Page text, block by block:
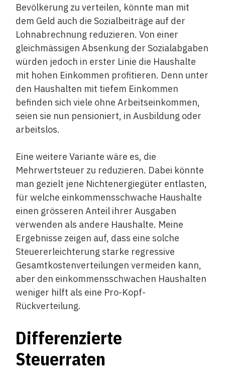
Bevölkerung zu verteilen, könnte man mit
dem Geld auch die Sozialbeiträge auf der
Lohnabrechnung reduzieren. Von einer
gleichmässigen Absenkung der Sozialabgaben
würden jedoch in erster Linie die Haushalte
mit hohen Einkommen profitieren. Denn unter
den Haushalten mit tiefem Einkommen
befinden sich viele ohne Arbeitseinkommen,
seien sie nun pensioniert, in Ausbildung oder
arbeitslos.
Eine weitere Variante wäre es, die
Mehrwertsteuer zu reduzieren. Dabei könnte
man gezielt jene Nichtenergiegüter entlasten,
für welche einkommensschwache Haushalte
einen grösseren Anteil ihrer Ausgaben
verwenden als andere Haushalte. Meine
Ergebnisse zeigen auf, dass eine solche
Steuererleichterung starke regressive
Gesamtkostenverteilungen vermeiden kann,
aber den einkommensschwachen Haushalten
weniger hilft als eine Pro-Kopf-
Rückverteilung.
Differenzierte
Steuerraten